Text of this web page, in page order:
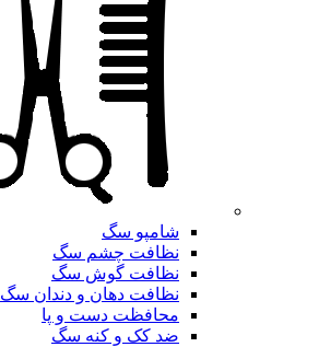
شامپو سگ
نظافت چشم سگ
نظافت گوش سگ
نظافت دهان و دندان سگ
محافظت دست و پا
ضد کک و کنه سگ